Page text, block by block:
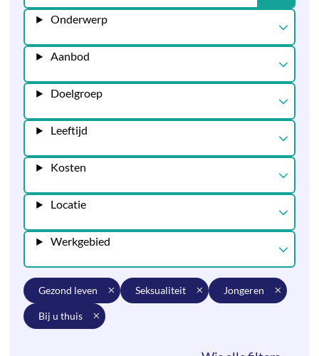
Onderwerp
Aanbod
Doelgroep
Leeftijd
Kosten
Locatie
Werkgebied
gezond leven seksualiteit jongeren
bij u thuis